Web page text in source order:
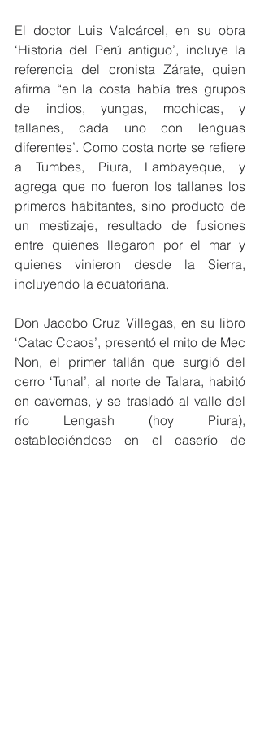
El doctor Luis Valcárcel, en su obra
‘Historia del Perú antiguo’, incluye la
referencia del cronista Zárate, quien
afirma “en la costa había tres grupos
de indios, yungas, mochicas, y
tallanes, cada uno con lenguas
diferentes’. Como costa norte se refiere
a Tumbes, Piura, Lambayeque, y
agrega que no fueron los tallanes los
primeros habitantes, sino producto de
un mestizaje, resultado de fusiones
entre quienes llegaron por el mar y
quienes vinieron desde la Sierra,
incluyendo la ecuatoriana.
Don Jacobo Cruz Villegas, en su libro
‘Catac Ccaos’, presentó el mito de Mec
Non, el primer tallán que surgió del
cerro ‘Tunal’, al norte de Talara, habitó
en cavernas, y se trasladó al valle del
río Lengash (hoy Piura),
estableciéndose en el caserío de